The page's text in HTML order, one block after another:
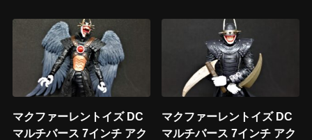
マクファーレントイズ DC
マルチバース 7インチ アク
マクファーレントイズ DC
マルチバース 7インチ アク